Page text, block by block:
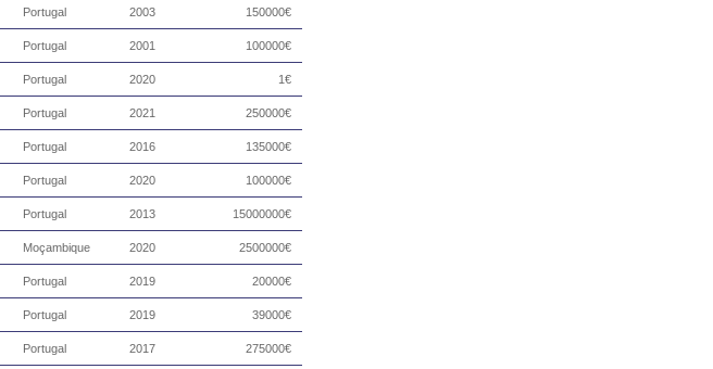
Portugal 2003 150000€
Portugal 2001 100000€
Portugal 2020 1€
Portugal 2021 250000€
Portugal 2016 135000€
Portugal 2020 100000€
Portugal 2013 15000000€
Moçambique 2020 2500000€
Portugal 2019 20000€
Portugal 2019 39000€
Portugal 2017 275000€